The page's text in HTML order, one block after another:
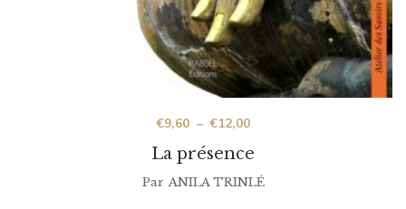
La présence
€9,60 – €12,00
Par ANILA TRINLÉ